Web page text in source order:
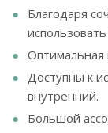
Благодаря
Оптимальная
Доступны к
внутренний.
Большой